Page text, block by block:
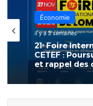
Économie
il y a 3 semaines
21ᵉ Foire
CETEF :
et rappel des